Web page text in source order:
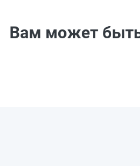
Вам может